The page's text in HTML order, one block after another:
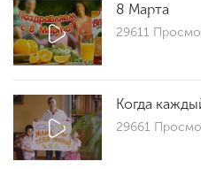
8 Марта
29611
Когда
29661